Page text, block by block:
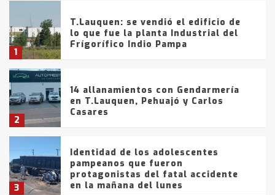
1
T.Lauquen: se vendió el edificio de
lo que fue la planta Industrial del
Frígorífico Indio Pampa
2
14 allanamientos con Gendarmería
en T.Lauquen, Pehuajó y Carlos
Casares
3
Identidad de los adolescentes
pampeanos que fueron
protagonistas del fatal accidente
en la mañana del lunes